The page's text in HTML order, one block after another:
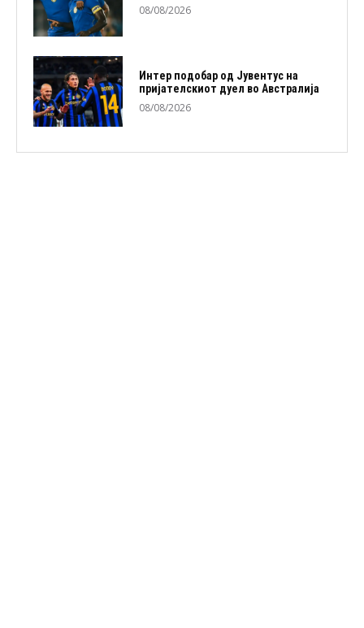
08/08/2026
Интер подобар од Јувентус на
пријателскиот дуел во Австралија
08/08/2026